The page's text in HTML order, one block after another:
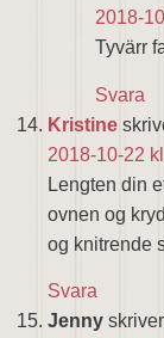
2018-
Tyvärr
Svara
Kristine
2018-10-22
Lengten din
ovnen og
og knitrende
Svara
Jenny